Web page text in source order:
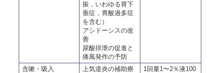
振，いわゆる胃下
垂症，胃酸過多症
を含む）
アシドーシスの改
善
尿酸排泄の促進と
痛風発作の予防
含嗽・吸入
上気道炎の補助療
1回量1〜2％液100